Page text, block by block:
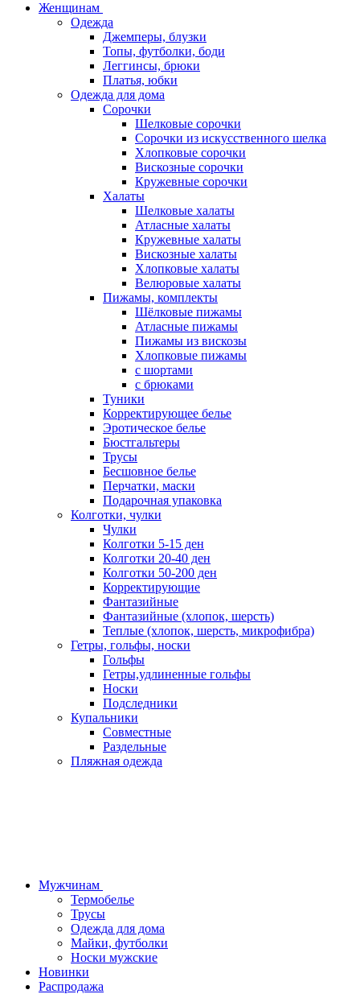
Женщинам
Одежда
Джемперы, блузки
Топы, футболки, боди
Леггинсы, брюки
Платья, юбки
Одежда для дома
Сорочки
Шелковые сорочки
Сорочки из искусственного шелка
Хлопковые сорочки
Вискозные сорочки
Кружевные сорочки
Халаты
Шелковые халаты
Атласные халаты
Кружевные халаты
Вискозные халаты
Хлопковые халаты
Велюровые халаты
Пижамы, комплекты
Шёлковые пижамы
Атласные пижамы
Пижамы из вискозы
Хлопковые пижамы
с шортами
с брюками
Туники
Корректирующее белье
Эротическое белье
Бюстгальтеры
Трусы
Бесшовное белье
Перчатки, маски
Подарочная упаковка
Колготки, чулки
Чулки
Колготки 5-15 ден
Колготки 20-40 ден
Колготки 50-200 ден
Корректирующие
Фантазийные
Фантазийные (хлопок, шерсть)
Теплые (хлопок, шерсть, микрофибра)
Гетры, гольфы, носки
Гольфы
Гетры,удлиненные гольфы
Носки
Подследники
Купальники
Совместные
Раздельные
Пляжная одежда
Мужчинам
Термобелье
Трусы
Одежда для дома
Майки, футболки
Носки мужские
Новинки
Распродажа